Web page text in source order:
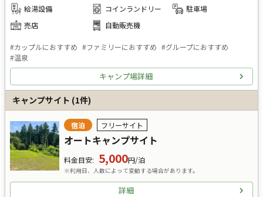
給湯設備
コインランドリー
駐車場
売店
自動販売機
#カップルにおすすめ #ファミリーにおすすめ #グループにおすすめ
#温泉
キャンプ場詳細
キャンプサイト (1件)
宿泊 フリーサイト
オートキャンプサイト
料金目安: 5,000円/泊
※利用日、人数によって変動する場合があります。
詳細